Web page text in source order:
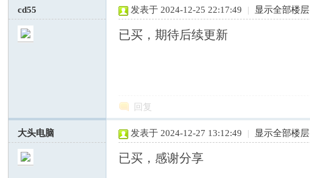
cd55 发表于 2024-12-25 22:17:49 | 显示全部楼层
已买，期待后续更新
回复
大头电脑 发表于 2024-12-27 13:12:49 | 显示全部楼层
已买，感谢分享